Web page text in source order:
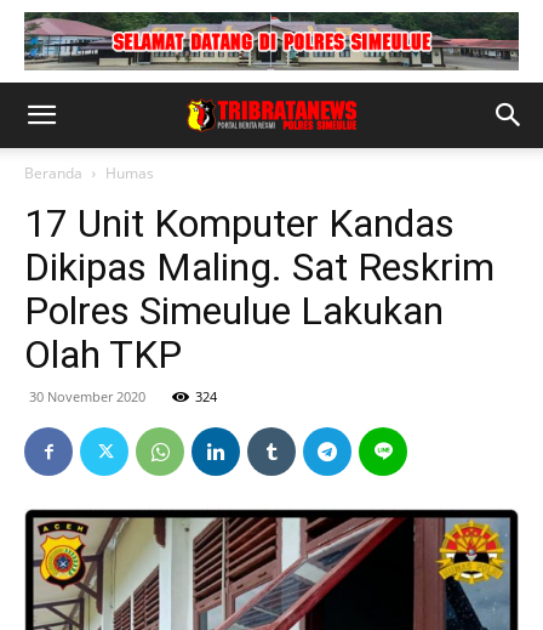
Beranda Humas
17 Unit Komputer Kandas
Dikipas Maling. Sat Reskrim
Polres Simeulue Lakukan
Olah TKP
30 November 2020 324